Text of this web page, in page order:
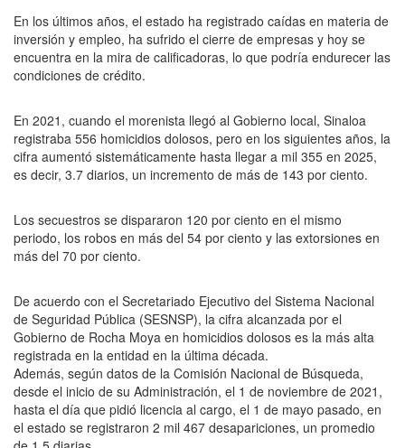
En los últimos años, el estado ha registrado caídas en materia de
inversión y empleo, ha sufrido el cierre de empresas y hoy se
encuentra en la mira de calificadoras, lo que podría endurecer las
condiciones de crédito.
En 2021, cuando el morenista llegó al Gobierno local, Sinaloa
registraba 556 homicidios dolosos, pero en los siguientes años, la
cifra aumentó sistemáticamente hasta llegar a mil 355 en 2025,
es decir, 3.7 diarios, un incremento de más de 143 por ciento.
Los secuestros se dispararon 120 por ciento en el mismo
periodo, los robos en más del 54 por ciento y las extorsiones en
más del 70 por ciento.
De acuerdo con el Secretariado Ejecutivo del Sistema Nacional
de Seguridad Pública (SESNSP), la cifra alcanzada por el
Gobierno de Rocha Moya en homicidios dolosos es la más alta
registrada en la entidad en la última década.
Además, según datos de la Comisión Nacional de Búsqueda,
desde el inicio de su Administración, el 1 de noviembre de 2021,
hasta el día que pidió licencia al cargo, el 1 de mayo pasado, en
el estado se registraron 2 mil 467 desapariciones, un promedio